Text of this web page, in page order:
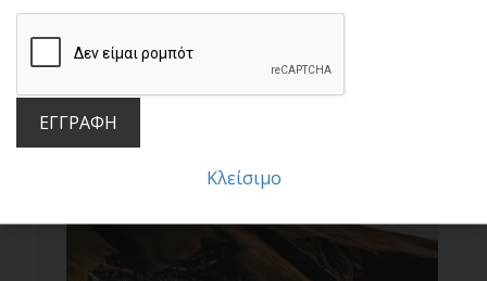
Ψυχική Ανθεκτικότητα είναι η ικανότητα να
ΕΓΓΡΑΦΗ
Κλείσιμο